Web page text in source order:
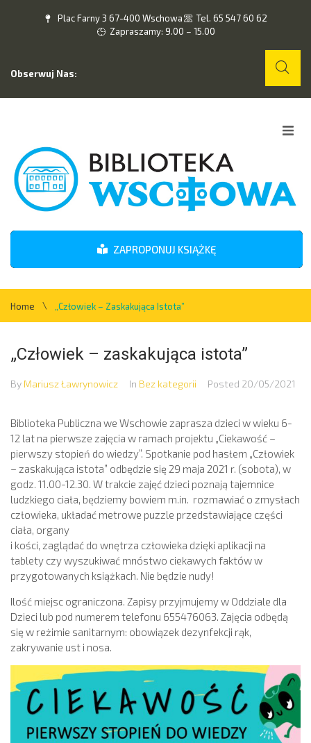
Plac Farny 3 67-400 Wschowa
Tel. 65 547 60 62
Zapraszamy: 9.00 – 15.00
Obserwuj Nas:
O nas
Wydarzenia
Kontakt
ZAPROPONUJ KSIĄŻKĘ
Home \ „Człowiek – Zaskakująca Istota”
„Człowiek – zaskakująca istota”
By Mariusz Ławrynowicz In Bez kategorii Posted 20/05/2021
Biblioteka Publiczna we Wschowie zaprasza dzieci w wieku 6-
12 lat na pierwsze zajęcia w ramach projektu „Ciekawość –
pierwszy stopień do wiedzy”. Spotkanie pod hasłem „Człowiek
– zaskakująca istota” odbędzie się 29 maja 2021 r. (sobota), w
godz. 11.00-12.30. W trakcie zajęć dzieci poznają tajemnice
ludzkiego ciała, będziemy bowiem m.in. rozmawiać o zmysłach
człowieka, układać metrowe puzzle przedstawiające części
ciała, organy
i kości, zaglądać do wnętrza człowieka dzięki aplikacji na
tablety czy wyszukiwać mnóstwo ciekawych faktów w
przygotowanych książkach. Nie będzie nudy!
Ilość miejsc ograniczona. Zapisy przyjmujemy w Oddziale dla
Dzieci lub pod numerem telefonu 655476063. Zajęcia odbędą
się w reżimie sanitarnym: obowiązek dezynfekcji rąk,
zakrywanie ust i nosa.